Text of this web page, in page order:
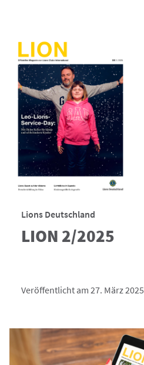
Lions Deutschland
LION 2/2025
Veröffentlicht am 27. März 2025